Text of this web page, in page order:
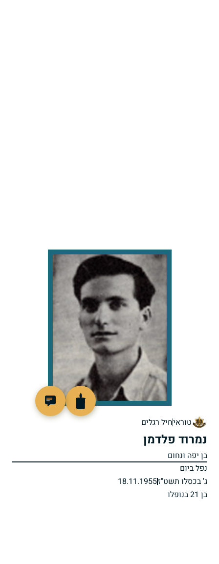
טוראיחיל רגלים
נמרוד פלדמן
בן יפה ונחום
נפל ביום
ג' בכסלו תשט"ז18.11.1955
בן 21 בנופלו